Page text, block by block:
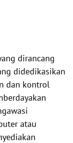
dirancang
didedikasikan
dan kontrol
atau